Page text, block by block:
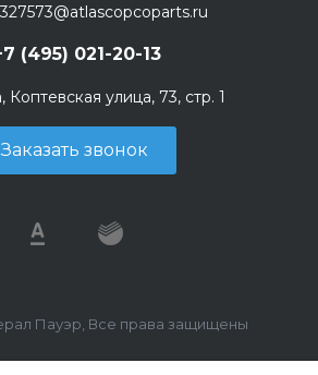
(495) 021-20-13
Коптевская улица, 73, стр. 1
Заказать звонок
Пауэр, Все права защищены